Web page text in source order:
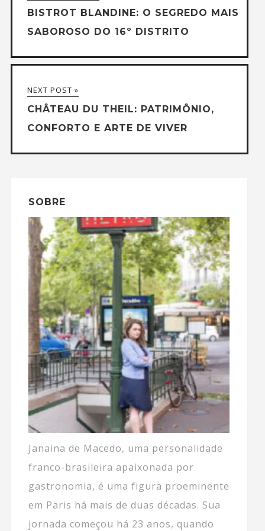
BISTROT BLANDINE: O SEGREDO MAIS
SABOROSO DO 16º DISTRITO
NEXT POST »
CHÂTEAU DU THEIL: PATRIMÔNIO,
CONFORTO E ARTE DE VIVER
SOBRE
Janaina de Macedo, uma personalidade
franco-brasileira apaixonada por
gastronomia, é uma figura proeminente
em Paris há mais de duas décadas. Sua
jornada começou há 23 anos, quando